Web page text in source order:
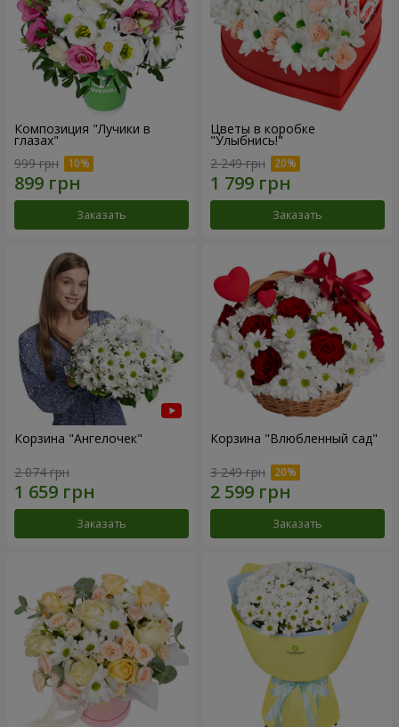
Композиция "Лучики в
глазах"
999 грн
Заказать
Цветы в коробке
"Улыбнись!"
2 249 грн
Заказать
Корзина "Ангелочек"
2 074 грн
Заказать
Корзина "Влюбленный сад"
3 249 грн
Заказать